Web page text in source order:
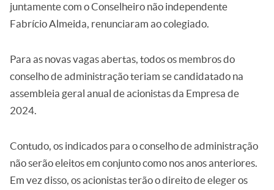
juntamente com o Conselheiro não independente
Fabrício Almeida, renunciaram ao colegiado.
Para as novas vagas abertas, todos os membros do
conselho de administração teriam se candidatado na
assembleia geral anual de acionistas da Empresa de
2024.
Contudo, os indicados para o conselho de administração
não serão eleitos em conjunto como nos anos anteriores.
Em vez disso, os acionistas terão o direito de eleger os